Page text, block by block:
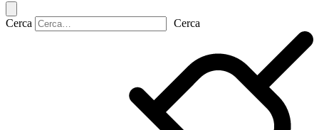
Cerca Cerca